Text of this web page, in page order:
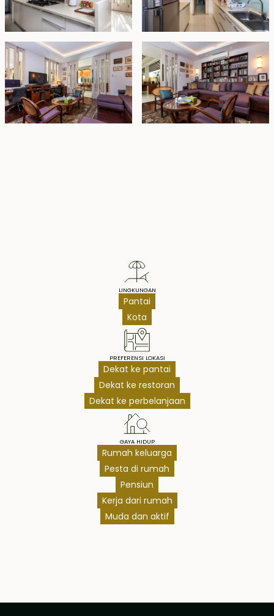
LINGKUNGAN
Pantai
Kota
PREFERENSI LOKASI
Dekat ke pantai
Dekat ke restoran
Dekat ke perbelanjaan
GAYA HIDUP
Rumah keluarga
Pesta di rumah
Pensiun
Kerja dari rumah
Muda dan aktif